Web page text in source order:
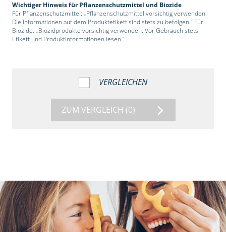
Wichtiger Hinweis für Pflanzenschutzmittel und Biozide
Für Pflanzenschutzmittel: „Pflanzenschutzmittel vorsichtig verwenden.
Die Informationen auf dem Produktetikett sind stets zu befolgen.“ Für
Biozide: „Biozidprodukte vorsichtig verwenden. Vor Gebrauch stets
Etikett und Produktinformationen lesen.“
VERGLEICHEN
ZUM VERGLEICH (0)